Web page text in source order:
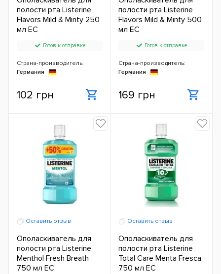
полости рта Listerine
Flavors Mild & Minty 250
мл ЕС
Готов к отправке
Страна-производитель:
Германия
102 грн
полости рта Listerine
Flavors Mild & Minty 500
мл ЕС
Готов к отправке
Страна-производитель:
Германия
169 грн
Оставить отзыв
Ополаскиватель для
полости рта Listerine
Menthol Fresh Breath
750 мл ЕС
Оставить отзыв
Ополаскиватель для
полости рта Listerine
Total Care Menta Fresca
750 мл ЕС